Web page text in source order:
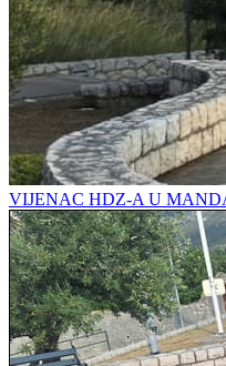
VIJENAC HDZ-A U